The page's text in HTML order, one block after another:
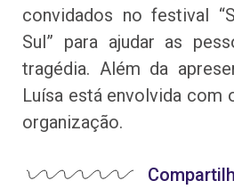
convidados no festival
Sul” para ajudar as
tragédia. Além da
Luísa está envolvida com
organização.